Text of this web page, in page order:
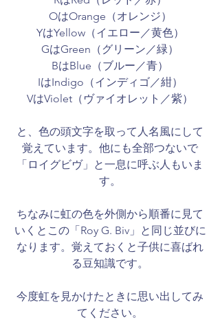
OはOrange（オレンジ）
YはYellow（イエロー／黄色）
GはGreen（グリーン／緑）
BはBlue（ブルー／青）
IはIndigo（インディゴ／紺）
VはViolet（ヴァイオレット／紫）
と、色の頭文字を取って人名風にして
覚えています。他にも全部つないで
「ロイグビヴ」と一息に呼ぶ人もいま
す。
ちなみに虹の色を外側から順番に見て
いくとこの「Roy G. Biv」と同じ並びに
なります。覚えておくと子供に喜ばれ
る豆知識です。
​今度虹を見かけたときに思い出してみ
てください。